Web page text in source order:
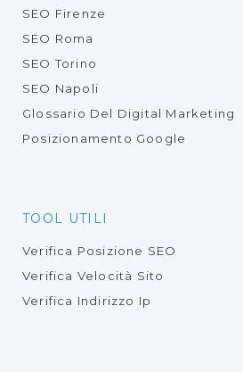
SEO Firenze
SEO Roma
SEO Torino
SEO Napoli
Glossario Del Digital Marketing
Posizionamento Google
TOOL UTILI
Verifica Posizione SEO
Verifica Velocità Sito
Verifica Indirizzo Ip